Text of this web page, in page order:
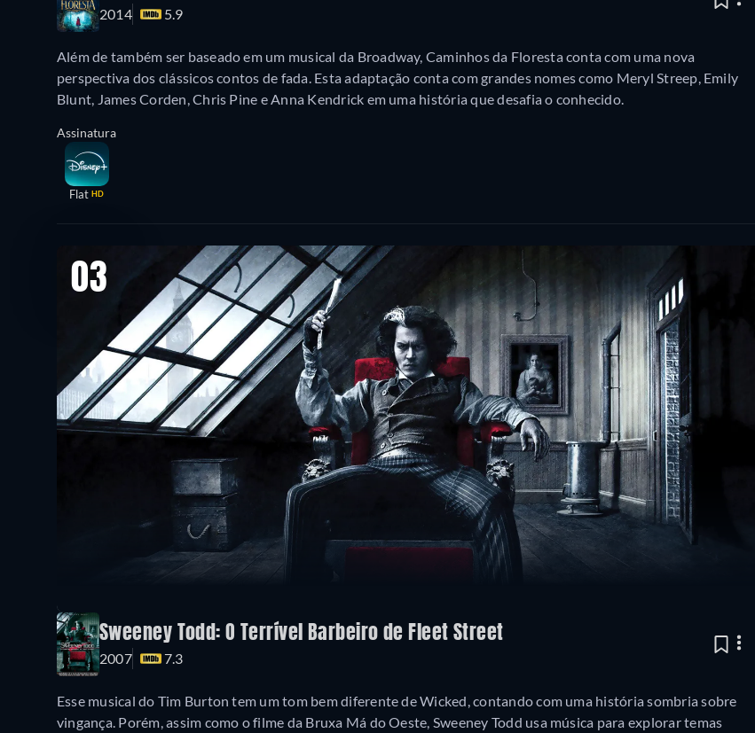
2014 5.9
Além de também ser baseado em um musical da Broadway, Caminhos da Floresta conta com uma nova
perspectiva dos clássicos contos de fada. Esta adaptação conta com grandes nomes como Meryl Streep, Emily
Blunt, James Corden, Chris Pine e Anna Kendrick em uma história que desafia o conhecido.
Assinatura
Flat HD
03
Sweeney Todd: O Terrível Barbeiro de Fleet Street
2007 7.3
Esse musical do Tim Burton tem um tom bem diferente de Wicked, contando com uma história sombria sobre
vingança. Porém, assim como o filme da Bruxa Má do Oeste, Sweeney Todd usa música para explorar temas